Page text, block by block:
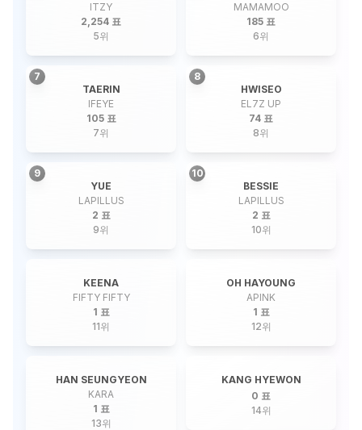
ITZY
2,254 표
5위
MAMAMOO
185 표
6위
7
TAERIN
IFEYE
105 표
7위
8
HWISEO
EL7Z UP
74 표
8위
9
YUE
LAPILLUS
2 표
9위
10
BESSIE
LAPILLUS
2 표
10위
KEENA
FIFTY FIFTY
1 표
11위
OH HAYOUNG
APINK
1 표
12위
HAN SEUNGYEON
KARA
1 표
13위
KANG HYEWON
0 표
14위